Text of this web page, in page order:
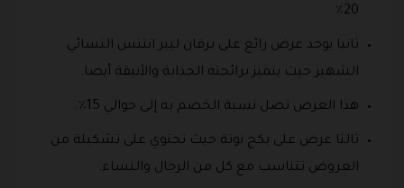
20٪.
ثانيا يوجد عرض رائع على برفان ليبر انتنس النسائي
الشهير حيث يتميز برائحته الجذابة والأنيقة أيضا.
هذا العرض تصل نسبة الخصم به إلى حوالي 15٪.
ثالثا عرض على بكج نوتة حيث تحتوي على تشكيلة من
العروض تتناسب مع كل من الرجال والنساء.